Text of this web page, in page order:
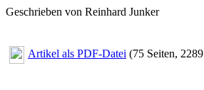
Geschrieben von Reinhard Junker
Artikel als PDF-Datei (75 Seiten,